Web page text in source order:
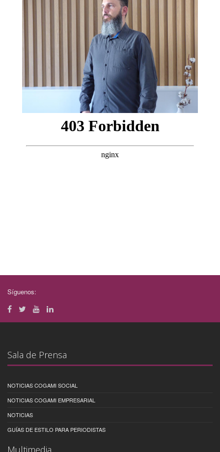
Síguenos:
Sala de Prensa
NOTICIAS COGAMI SOCIAL
NOTICIAS COGAMI EMPRESARIAL
NOTICIAS
GUÍAS DE ESTILO PARA PERIODISTAS
Multimedia